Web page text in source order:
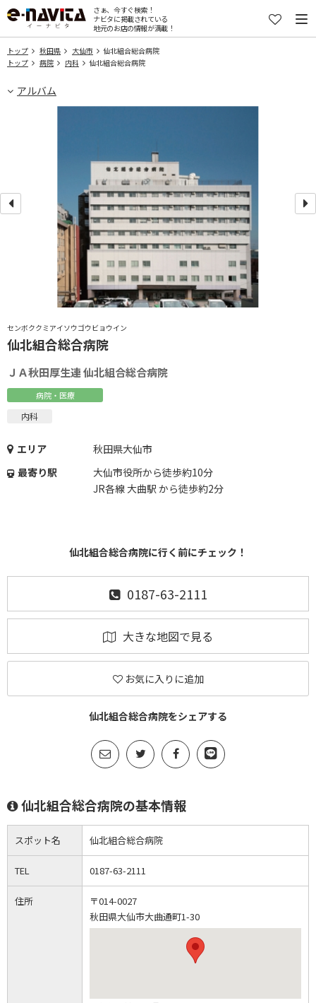
さぁ、今すぐ検索！
ナビタに掲載されている
地元のお店の情報が満載！
トップ 秋田県 大仙市
仙北組合総合病院
トップ
病院 内科 仙北組合総合病院
アルバム
センボククミアイソウゴウビョウイン
仙北組合総合病院
ＪＡ秋田厚生連 仙北組合総合病院
病院・医療
内科
エリア
秋田県大仙市
最寄り駅
大仙市役所から徒歩約10分
JR各線 大曲駅 から徒歩約2分
仙北組合総合病院に行く前にチェック！
0187-63-2111
大きな地図で見る
お気に入りに追加
仙北組合総合病院をシェアする
仙北組合総合病院の基本情報
スポット名 仙北組合総合病院
TEL 0187-63-2111
住所
〒014-0027
秋田県大仙市大曲通町1-30